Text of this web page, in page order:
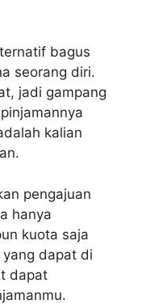
bagus
seorang diri.
jadi gampang
kalian
pengajuan
hanya
kuota saja
dapat di
dapat